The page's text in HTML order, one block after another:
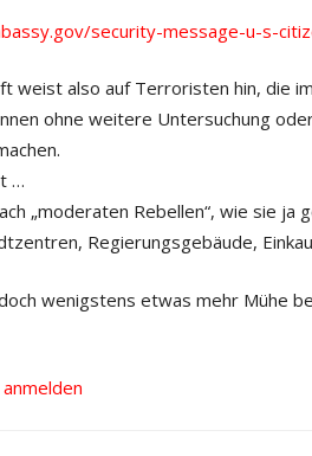
security-message-u-s-
weist also auf Terroristen hin, die
ohne weitere Untersuchung
…
„moderaten Rebellen“, wie sie
Regierungsgebäude,
wenigstens etwas mehr Mühe